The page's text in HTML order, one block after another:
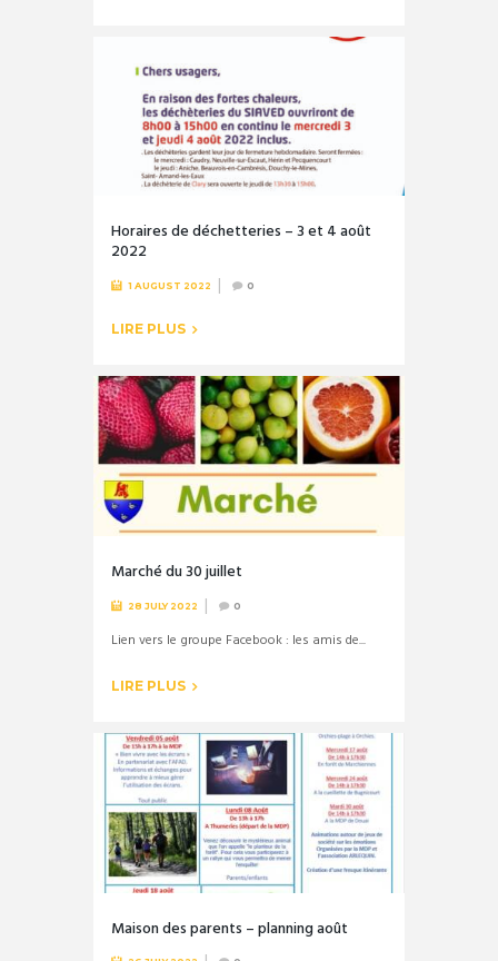
Horaires de déchetteries – 3 et 4 août
2022
1 AUGUST 2022 0
LIRE PLUS
Marché du 30 juillet
28 JULY 2022 0
Lien vers le groupe Facebook : les amis de...
LIRE PLUS
Maison des parents – planning août